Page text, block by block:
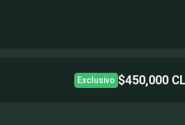
Exclusivo $450,000